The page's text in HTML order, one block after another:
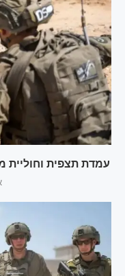
עמדת תצפית וחוליית